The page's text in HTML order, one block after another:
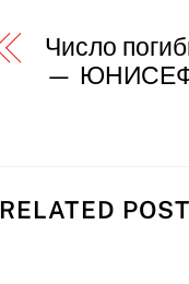
Число
—
RELATED